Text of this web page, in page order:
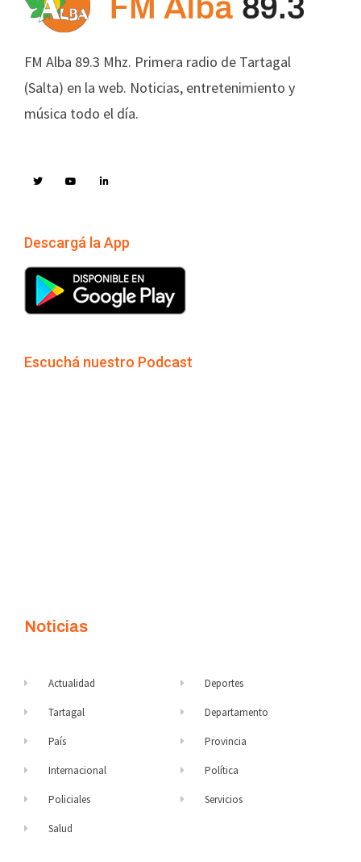
FM Alba 89.3 Mhz. Primera radio de Tartagal
(Salta) en la web. Noticias, entretenimiento y
música todo el día.
Descargá la App
Escuchá nuestro Podcast
Noticias
Actualidad
Tartagal
País
Internacional
Policiales
Salud
Deportes
Departamento
Provincia
Política
Servicios